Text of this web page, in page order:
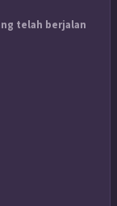
telah berjalan